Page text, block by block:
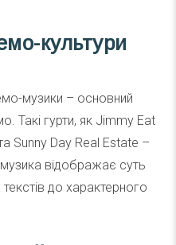
культури
музики – основний
Такі гурти, як Jimmy Eat
Sunny Day Real Estate –
відображає суть
до характерного